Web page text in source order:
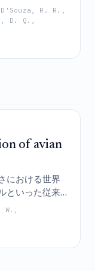
度を大幅に減
ロサンゼル
患による救
ヨーク市と
る受診を回避
R. R.,
D. Q.,
of avian
における世界
といった従来
地や渡りと
の相互作用
明らかにし